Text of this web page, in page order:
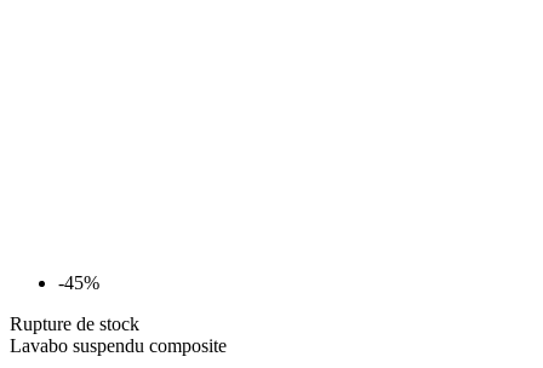
-45%
Rupture de stock
Lavabo suspendu composite